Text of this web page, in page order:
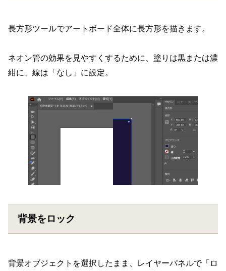
長方形ツールでアートボード全体に長方形を描きます。
ネオン管の効果を見やすくするために、塗りは黒または濃
紺に、線は「なし」に設定。
背景をロック
背景オブジェクトを選択したまま、レイヤーパネルで「ロ